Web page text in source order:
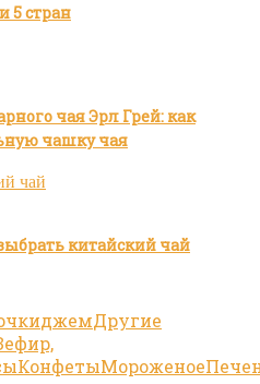
5 стран
чая Эрл Грей: как
чашку чая
китайский чай
джемДругие
КонфетыМороженое